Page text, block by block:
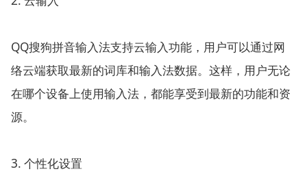
QQ搜狗拼音输入法支持云输入功能，用户可以通过网
络云端获取最新的词库和输入法数据。这样，用户无论
在哪个设备上使用输入法，都能享受到最新的功能和资
源。
3. 个性化设置